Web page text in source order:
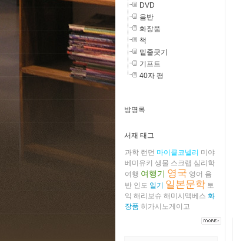
DVD
음반
화장품
책
밑줄긋기
기프트
40자 평
방명록
서재 태그
과학 런던 마이클코넬리 미야
베미유키 생물 스크랩 심리학
여행 여행기 영국 영어 음
반 인도 일기 일본문학 토
익 해리보슈 해미시맥베스 화
장품 히가시노게이고